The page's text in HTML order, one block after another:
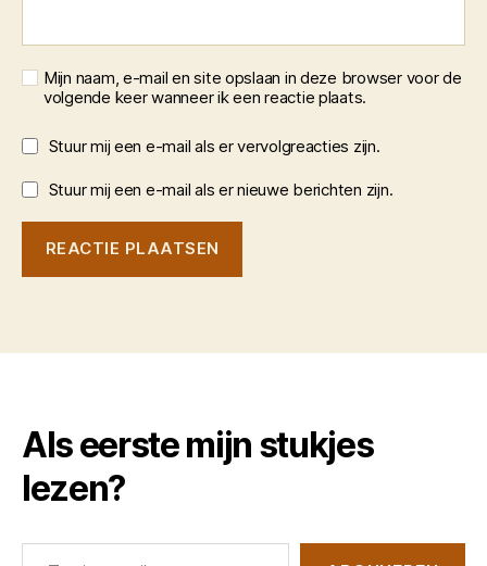
Mijn naam, e-mail en site opslaan in deze browser voor de
volgende keer wanneer ik een reactie plaats.
Stuur mij een e-mail als er vervolgreacties zijn.
Stuur mij een e-mail als er nieuwe berichten zijn.
Als eerste mijn stukjes
lezen?
Typ je e-mail...